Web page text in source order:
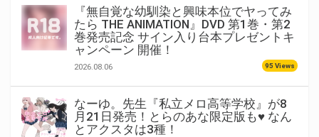
『無自覚な幼馴染と興味本位でヤってみ
たら THE ANIMATION』DVD 第1巻・第2
巻発売記念 サイン入り台本プレゼントキ
ャンペーン 開催！
2026.08.06 95 Views
なーゆ。先生『私立メロ高等学校』が8
月21日発売！とらのあな限定版も♥ なん
とアクスタは3種！